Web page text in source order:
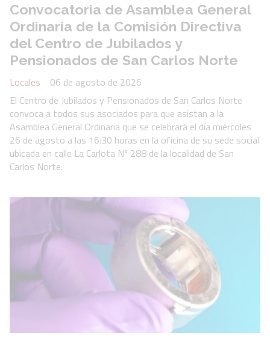
Convocatoria de Asamblea General
Ordinaria de la Comisión Directiva
del Centro de Jubilados y
Pensionados de San Carlos Norte
Locales
06 de agosto de 2026
El Centro de Jubilados y Pensionados de San Carlos Norte
convoca a todos sus asociados para que asistan a la
Asamblea General Ordinaria que se celebrará el día miércoles
26 de agosto a las 16:30 horas en la oficina de su sede social
ubicada en calle La Carlota Nº 288 de la localidad de San
Carlos Norte.